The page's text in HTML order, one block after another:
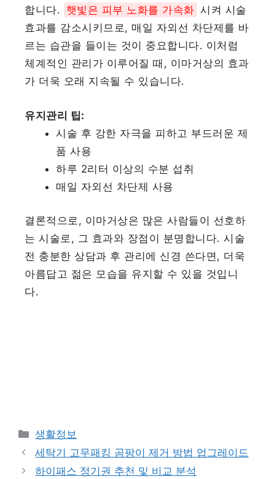
합니다. 햇빛은 피부 노화를 가속화 시켜 시술
효과를 감소시키므로, 매일 자외선 차단제를 바
르는 습관을 들이는 것이 중요합니다. 이처럼
체계적인 관리가 이루어질 때, 이마거상의 효과
가 더욱 오래 지속될 수 있습니다.
유지관리 팁:
시술 후 강한 자극을 피하고 부드러운 제
품 사용
하루 2리터 이상의 수분 섭취
매일 자외선 차단제 사용
결론적으로, 이마거상은 많은 사람들이 선호하
는 시술로, 그 효과와 장점이 분명합니다. 시술
전 충분한 상담과 후 관리에 신경 쓴다면, 더욱
아름답고 젊은 모습을 유지할 수 있을 것입니
다.
카
테
생활정보
세탁기 고무패킹 곰팡이 제거 방법 업그레이드
하이패스 정기권 추천 및 비교 분석